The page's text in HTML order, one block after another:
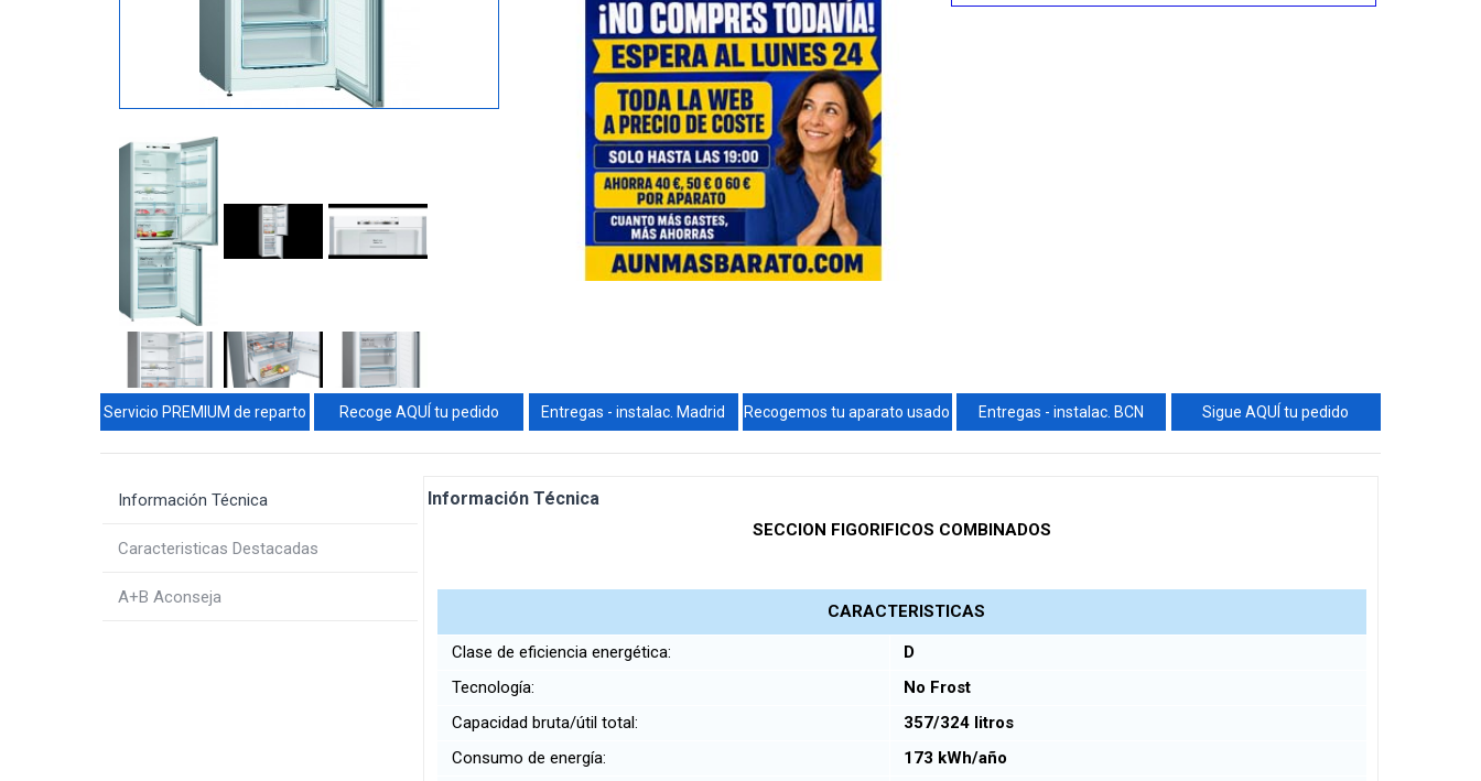
Servicio PREMIUM de reparto Recoge AQUÍ tu pedido Entregas - instalac. Madrid Recogemos tu aparato usado Entregas - instalac. BCN Sigue AQUÍ tu pedido
Información Técnica
Caracteristicas Destacadas
A+B Aconseja
Información Técnica
SECCION FIGORIFICOS COMBINADOS
CARACTERISTICAS
Clase de eficiencia energética:
D
Tecnología:
No Frost
Capacidad bruta/útil total:
357/324 litros
Consumo de energía:
173 kWh/año